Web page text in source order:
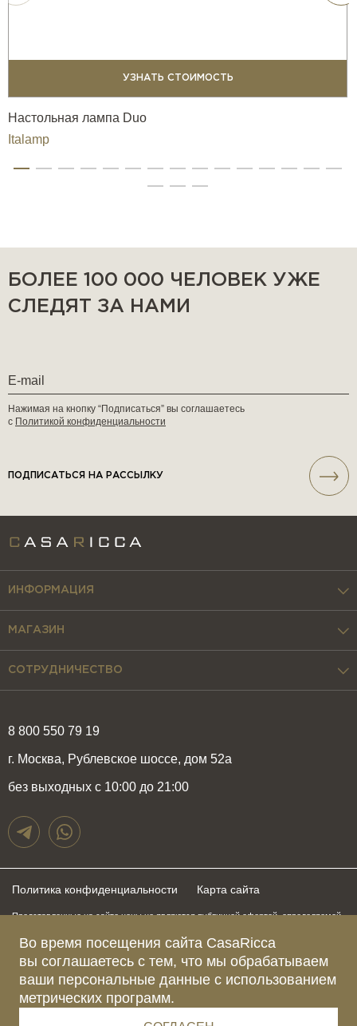
УЗНАТЬ СТОИМОСТЬ
Настольная лампа Duo
Italamp
Во время посещения сайта CasaRicca
вы соглашаетесь с тем, что мы обрабатываем
ваши персональные данные с использованием
метрических программ.
БОЛЕЕ 100 000 ЧЕЛОВЕК УЖЕ
СЛЕДЯТ ЗА НАМИ
Нажимая на кнопку “Подписаться” вы соглашаетесь
с Политикой конфиденциальности
ПОДПИСАТЬСЯ НА РАССЫЛКУ
8 800 550 79 19
г. Москва, Рублевское шоссе, дом 52а
без выходных с 10:00 до 21:00
ИНФОРМАЦИЯ
МАГАЗИН
СОТРУДНИЧЕСТВО
Политика конфиденциальности Карта сайта
Представленные на сайте цены не являются публичной офертой, определяемой
быть изменены в любое время без предупреждения. Для получения актуальной и
подробной информации о стоимости, сроках и условиях поставки просьба
обращаться к менеджерам по указанным выше телефонам
Зарегистрированное название компании
Адрес Ш. РУБЛЁВСКОЕ, Д. 52А, ПОМЕЩ. I ЭТАЖ 2, КОМ. 81 Г.МОСКВА, ВН.ТЕР.